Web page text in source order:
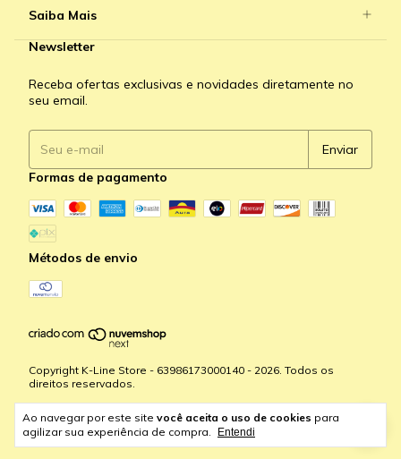
Ao navegar por este site você aceita o uso de cookies para
agilizar sua experiência de compra.
Entendi
Saiba Mais
Newsletter
Receba ofertas exclusivas e novidades diretamente no
seu email.
Formas de pagamento
Métodos de envio
Copyright K-Line Store - 63986173000140 - 2026. Todos os
direitos reservados.